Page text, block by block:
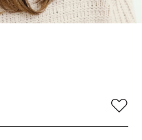
レッド